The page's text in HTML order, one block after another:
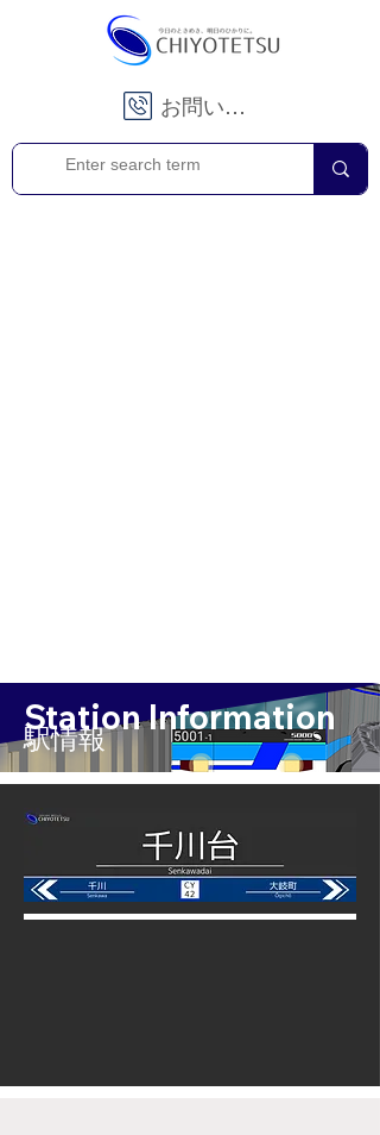
お問い合わせ
Station Information
​駅情報